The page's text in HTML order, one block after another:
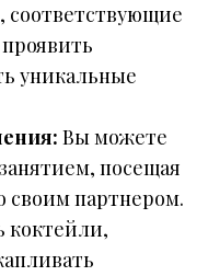
уникальные
Вы можете
посещая
своим партнером.
коктейли,